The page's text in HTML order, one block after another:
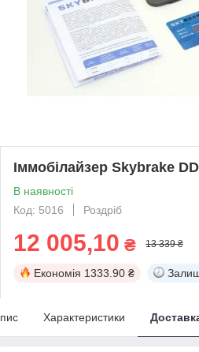
Іммобілайзер Skybrake
В наявності
Код: 5016
Роздріб
12 005,10 ₴ 13 339 ₴
Економія 1333.90 ₴
Характеристики